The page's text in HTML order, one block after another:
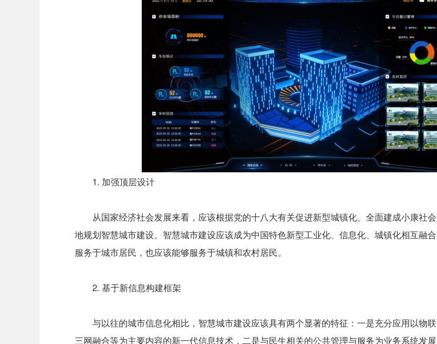
1. 加强顶层设计
从国家经济社会发展来看，应该根据党的十八大有关促进新型城镇化、全面建成小康社
地规划智慧城市建设。智慧城市建设应该成为中国特色新型工业化、信息化、城镇化相互融
服务于城市居民，也应该能够服务于城镇和农村居民。
2. 基于新信息构建框架
与以往的城市信息化相比，智慧城市建设应该具有两个显著的特征：一是充分应用以物联
三网融合等为主要内容的新一代信息技术，二是与民生相关的公共管理与服务为业务系统发